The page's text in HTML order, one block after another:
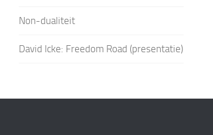
Non-dualiteit
David Icke: Freedom Road (presentatie)